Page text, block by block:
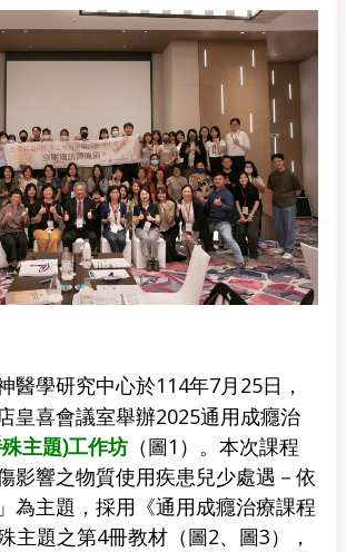
醫學研究中心於114年7月25日，
皇喜會議室舉辦2025通用成癮治
主題)工作坊（圖1）。本次課程
影響之物質使用疾患兒少處遇－依
為主題，採用《通用成癮治療課程
主題之第4冊教材（圖2、圖3），